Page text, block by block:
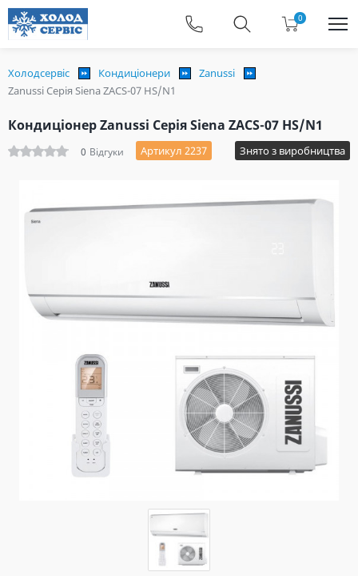
0
Холодсервіс Кондиціонери
Zanussi
Zanussi Серія Siena ZACS-07 HS/N1
Кондиціонер Zanussi Серія Siena ZACS-07 HS/N1
0 Відгуки Артикул 2237 Знято з виробництва